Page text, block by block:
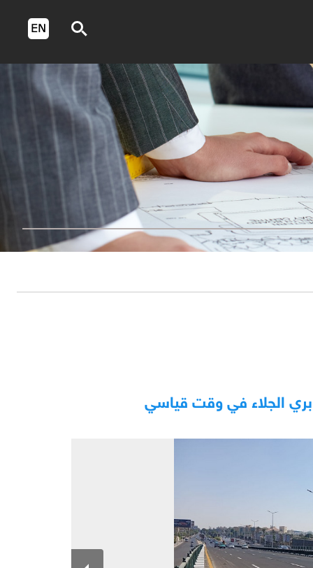
الجلاء في وقت قياسي